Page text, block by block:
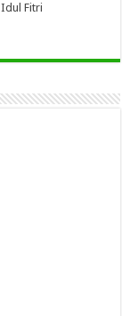
Fitri